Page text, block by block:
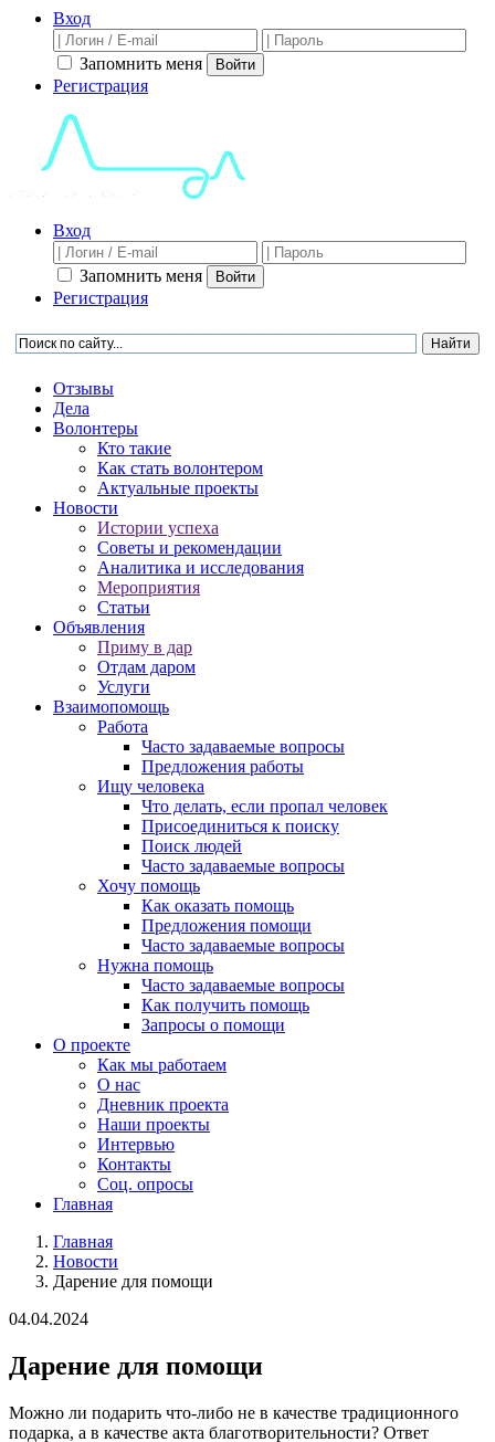
Вход
Запомнить меня Войти
Регистрация
Вход
Запомнить меня Войти
Регистрация
Отзывы
Дела
Волонтеры
Кто такие
Как стать волонтером
Актуальные проекты
Новости
Истории успеха
Советы и рекомендации
Аналитика и исследования
Мероприятия
Статьи
Объявления
Приму в дар
Отдам даром
Услуги
Взаимопомощь
Работа
Часто задаваемые вопросы
Предложения работы
Ищу человека
Что делать, если пропал человек
Присоединиться к поиску
Поиск людей
Часто задаваемые вопросы
Хочу помощь
Как оказать помощь
Предложения помощи
Часто задаваемые вопросы
Нужна помощь
Часто задаваемые вопросы
Как получить помощь
Запросы о помощи
О проекте
Как мы работаем
О нас
Дневник проекта
Наши проекты
Интервью
Контакты
Соц. опросы
Главная
Главная
Новости
Дарение для помощи
04.04.2024
Дарение для помощи
Можно ли подарить что-либо не в качестве традиционного
подарка, а в качестве акта благотворительности? Ответ